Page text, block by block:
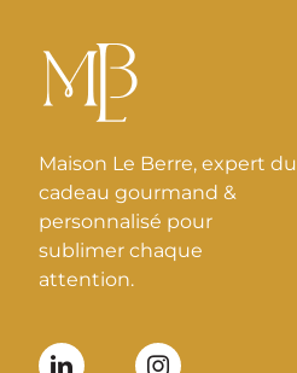
Maison Le Berre, expert du
cadeau gourmand &
personnalisé pour
sublimer chaque
attention.